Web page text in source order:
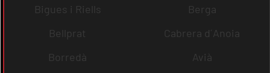
Bigues i Riells
Berga
Bellprat
Cabrera d´Anoia
Borredà
Avià